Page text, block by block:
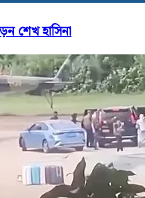
শেখ হাসিনা